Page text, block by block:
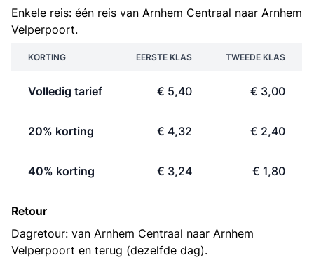
Enkele reis: één reis van Arnhem Centraal naar Arnhem
Velperpoort.
KORTING EERSTE KLAS TWEEDE KLAS
Volledig tarief € 5,40 € 3,00
20% korting € 4,32 € 2,40
40% korting € 3,24 € 1,80
Retour
Dagretour: van Arnhem Centraal naar Arnhem
Velperpoort en terug (dezelfde dag).